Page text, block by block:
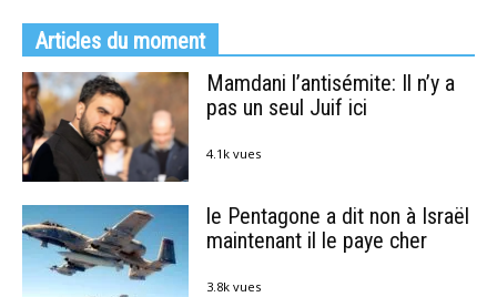
Articles du moment
Mamdani l’antisémite: Il n’y a
pas un seul Juif ici
4.1k vues
le Pentagone a dit non à Israël
maintenant il le paye cher
3.8k vues